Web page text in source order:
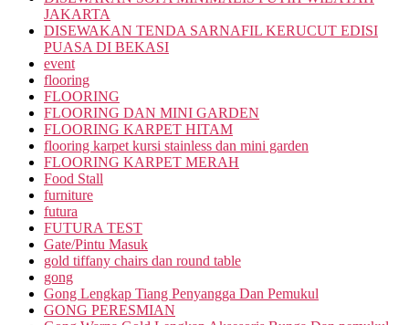
JAKARTA
DISEWAKAN TENDA SARNAFIL KERUCUT EDISI
PUASA DI BEKASI
event
flooring
FLOORING
FLOORING DAN MINI GARDEN
FLOORING KARPET HITAM
flooring karpet kursi stainless dan mini garden
FLOORING KARPET MERAH
Food Stall
furniture
futura
FUTURA TEST
Gate/Pintu Masuk
gold tiffany chairs dan round table
gong
Gong Lengkap Tiang Penyangga Dan Pemukul
GONG PERESMIAN